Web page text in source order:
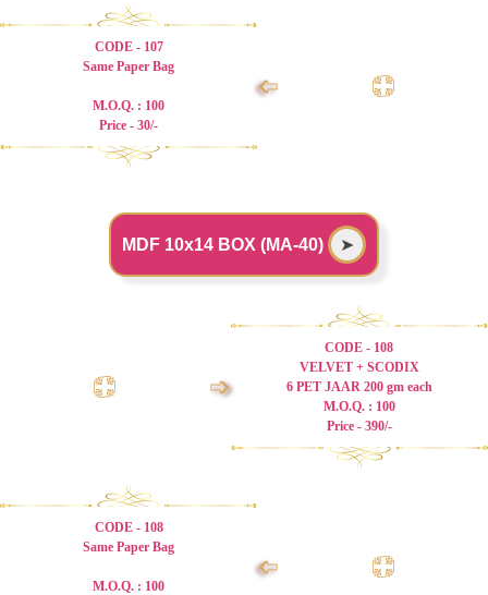
CODE - 107
Same Paper Bag
M.O.Q. : 100
Price - 30/-
➩
MDF 10x14 BOX (MA-40) ➤
➩
CODE - 108
VELVET + SCODIX
6 PET JAAR 200 gm each
M.O.Q. : 100
Price - 390/-
CODE - 108
Same Paper Bag
M.O.Q. : 100
➩